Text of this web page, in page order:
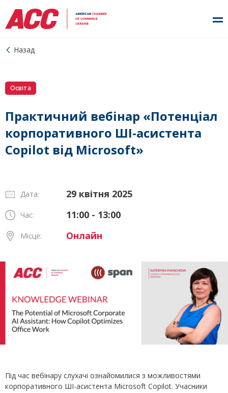
Назад
Освіта
Практичний вебінар «Потенціал
корпоративного ШІ-асистента
Copilot від Microsoft»
Дата: 29 квітня 2025
Час: 11:00 - 13:00
Місце: Онлайн
Під час вебінару слухачі ознайомилися з можливостями
корпоративного ШІ-асистента Microsoft Copilot. Учасники